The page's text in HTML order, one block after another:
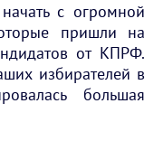
с огромной
пришли на
от КПРФ.
избирателей в
большая